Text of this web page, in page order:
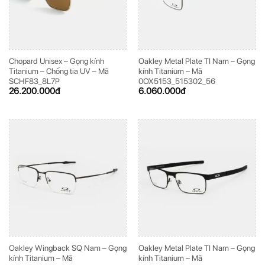
Chopard Unisex – Gọng kính
Titanium – Chống tia UV – Mã
SCHF83_8L7P
26.200.000đ
Oakley Metal Plate TI Nam – Gọng
kính Titanium – Mã
0OX5153_515302_56
6.060.000đ
Oakley Wingback SQ Nam – Gọng
kính Titanium – Mã
Oakley Metal Plate TI Nam – Gọng
kính Titanium – Mã